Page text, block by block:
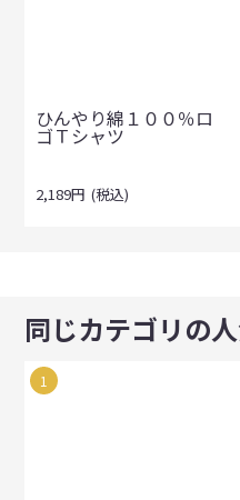
ひんやり綿１００％ロ
ゴＴシャツ
2,189円 (税込)
同じカテゴリの
1